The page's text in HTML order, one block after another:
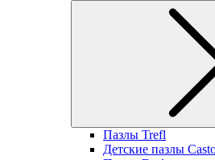
Пазлы Trefl
Детские пазлы